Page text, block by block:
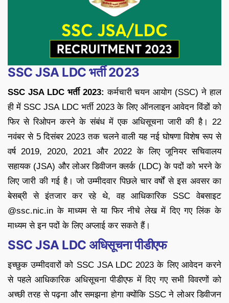
SSC JSA LDC भर्ती 2023
SSC JSA LDC भर्ती 2023:कर्मचारी चयन आयोग (SSC) ने हाल
ही में SSC JSA LDC भर्ती 2023 के लिए ऑनलाइन आवेदन विंडों को
फिर से रिओपन करने के संबंध में एक अधिसूचना जारी की है। 22
नवंबर से 5 दिसंबर 2023 तक चलने वाली यह नई घोषणा विशेष रूप से
वर्ष 2019, 2020, 2021 और 2022 के लिए जूनियर सचिवालय
सहायक (JSA) और लोअर डिवीजन क्लर्क (LDC) के पदों को भरने के
लिए जारी की गई है। जो उम्मीदवार पिछले चार वर्षों से इस अवसर का
बेसब्री से इंतजार कर रहे थे, वह आधिकारिक SSC वेबसाइट
@ssc.nic.in के माध्यम से या फिर नीचे लेख में दिए गए लिंक के
माध्यम से इन पदों के लिए अप्लाई कर सकते हैं।
SSC JSA LDC अधिसूचना पीडीएफ
इच्छुक उम्मीदवारों को SSC JSA LDC 2023 के लिए आवेदन करने
से पहले आधिकारिक अधिसूचना पीडीएफ में दिए गए सभी विवरणों को
अच्छी तरह से पढ़ना और समझना होगा क्योंकि SSC ने लोअर डिवीजन